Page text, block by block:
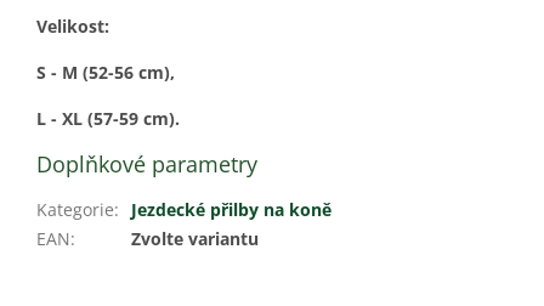
Velikost:
S - M (52-56 cm),
L - XL (57-59 cm).
Doplňkové parametry
Kategorie:
Jezdecké přilby na koně
EAN: Zvolte variantu